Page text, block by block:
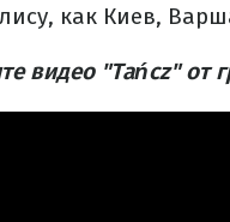
как Киев,
видео "Tańcz" от